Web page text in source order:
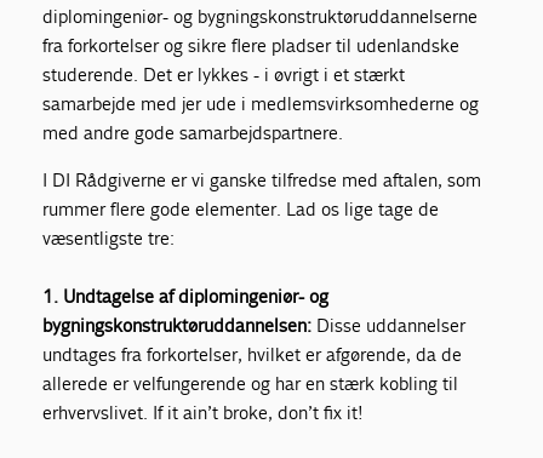
diplomingeniør- og bygningskonstruktøruddannelserne
fra forkortelser og sikre flere pladser til udenlandske
studerende. Det er lykkes - i øvrigt i et stærkt
samarbejde med jer ude i medlemsvirksomhederne og
med andre gode samarbejdspartnere.
I DI Rådgiverne er vi ganske tilfredse med aftalen, som
rummer flere gode elementer. Lad os lige tage de
væsentligste tre:
1. Undtagelse af diplomingeniør- og
bygningskonstruktøruddannelsen: Disse uddannelser
undtages fra forkortelser, hvilket er afgørende, da de
allerede er velfungerende og har en stærk kobling til
erhvervslivet. If it ain’t broke, don’t fix it!